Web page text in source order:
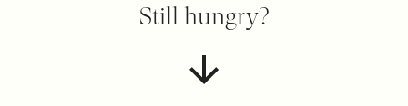
Still hungry?